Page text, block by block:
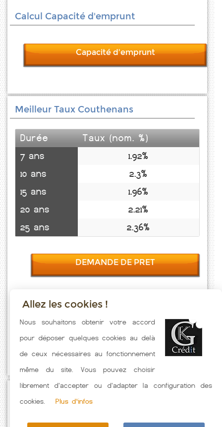
Calcul Capacité d'emprunt
Capacité d'emprunt
Meilleur Taux Couthenans
Durée
Taux (nom. %)
7 ans
1.92%
10 ans
2.3%
15 ans
1.96%
20 ans
2.21%
25 ans
2.36%
DEMANDE DE PRET
Taux emprunt actualisés (Couthenans) toutes les semaines. Taux
Immobilier pratiqués par nos partenaires bancaires. Meilleur Taux
hors assurance. Taux crédit immobilier indicatif fonction des
caractéristiques de l'emprunteur.
Allez les cookies !
Nous souhaitons obtenir votre accord
pour déposer quelques cookies au delà
de ceux nécessaires au fonctionnement
même du site. Vous pouvez choisir
librement d'accepter ou d'adapter la configuration des
cookies.
Plus d'infos